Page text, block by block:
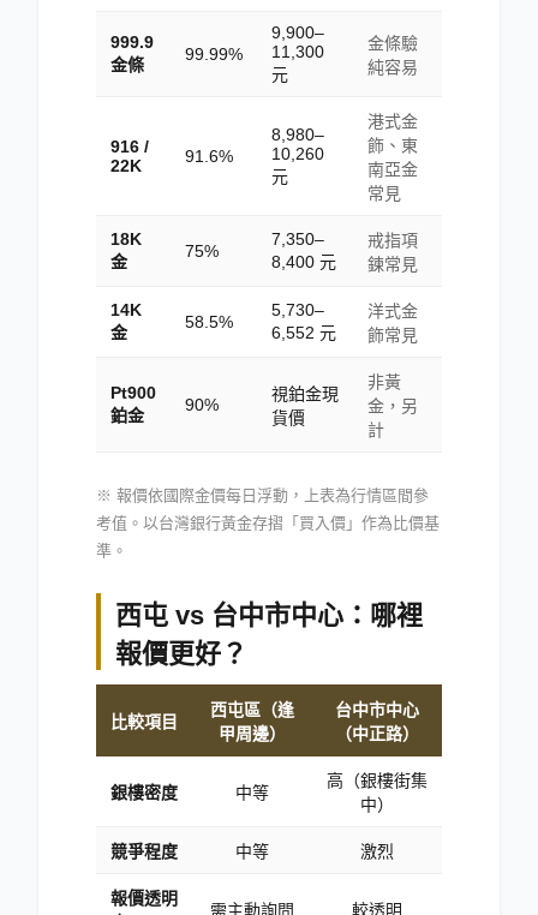
999.9
金條
99.99%
9,900–
11,300
元
金條驗
純容易
916 /
22K
91.6%
8,980–
10,260
元
港式金
飾、東
南亞金
常見
18K
金
75%
7,350–
8,400 元
戒指項
鍊常見
14K
金
58.5%
5,730–
6,552 元
洋式金
飾常見
Pt900
鉑金
90%
視鉑金現
貨價
非黃
金，另
計
※ 報價依國際金價每日浮動，上表為行情區間參
考值。以台灣銀行黃金存摺「買入價」作為比價基
準。
西屯 vs 台中市中心：哪裡
報價更好？
比較項目
西屯區（逢
甲周邊）
台中市中心
（中正路）
銀樓密度 中等
高（銀樓街集
中）
競爭程度 中等 激烈
報價透明
需主動詢問 較透明